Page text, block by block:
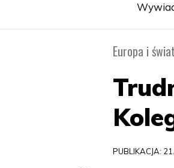
Europa i
PUBLIKACJA: